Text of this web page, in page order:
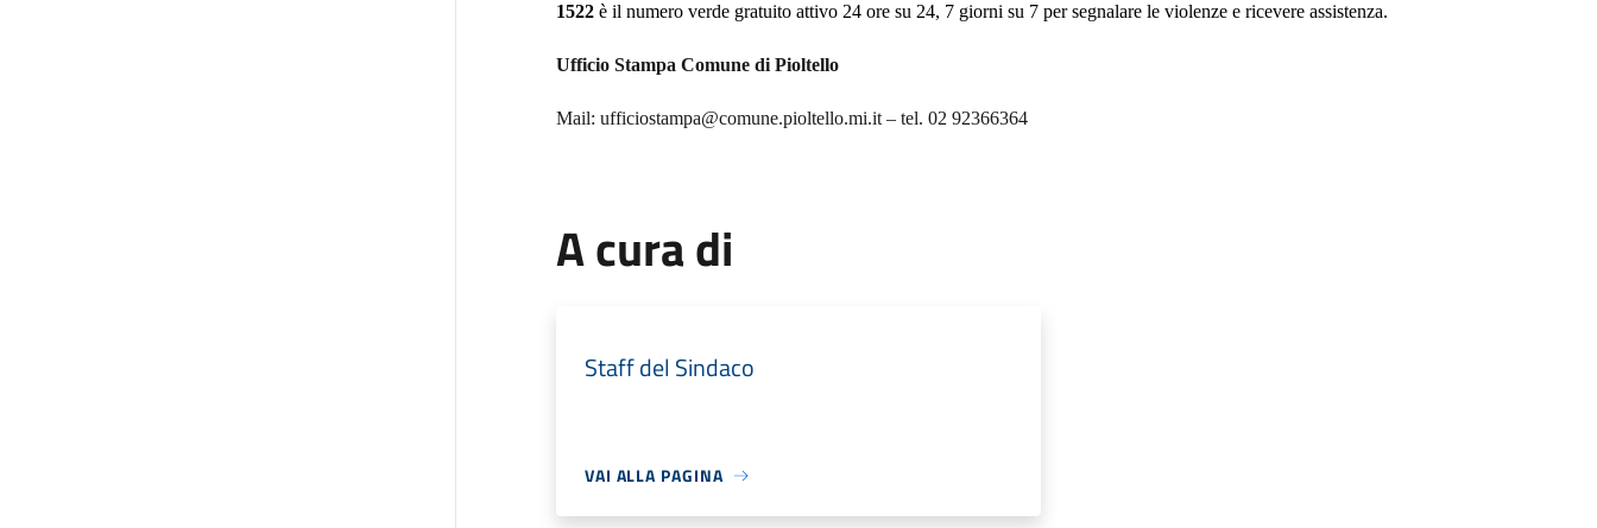
1522 è il numero verde gratuito attivo 24 ore su 24, 7 giorni su 7 per segnalare le violenze e ricevere assistenza.
Ufficio Stampa Comune di Pioltello
Mail: ufficiostampa@comune.pioltello.mi.it – tel. 02 92366364
A cura di
Staff del Sindaco
VAI ALLA PAGINA